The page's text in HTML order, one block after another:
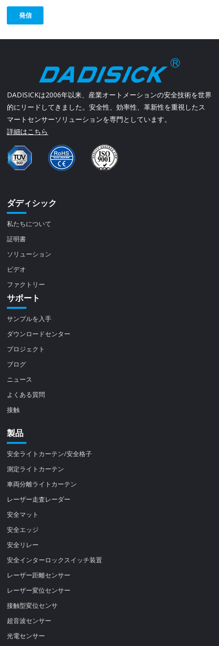
発信
DADISICKは2006年以来、産業オートメーションの安全技術を世界
的にリードしてきました。安全性、効率性、革新性を重視したス
マートセンサーソリューションを専門としています。
詳細はこちら
ダディシック
私たちについて
証明書
ソリューション
ビデオ
ファクトリー
サポート
サンプルを入手
ダウンロードセンター
プロジェクト
ブログ
ニュース
よくある質問
接触
製品
安全ライトカーテン/安全格子
測定ライトカーテン
車両分離ライトカーテン
レーザー走査レーダー
安全マット
安全エッジ
安全リレー
安全インターロックスイッチ装置
レーザー距離センサー
レーザー変位センサー
接触型変位センサ
超音波センサー
光電センサー